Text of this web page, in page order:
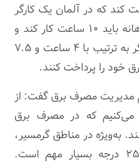
کند که در آلمان یک کارگر
برای پرداخت قبض برق ماهانه باید ۱۰ ساعت کار کند و
در ترکیه و ایتالیا نیز هر کارگر به ترتیب با ۴ ساعت و ۷.۵
خود را پرداخت کنند.
مدیریت مصرف برق گفت: از
که در مصرف برق
به‌ویژه در مناطق گرمسیر،
تنظیم دمای کولرها روی ۲۵ درجه بسیار مهم است.